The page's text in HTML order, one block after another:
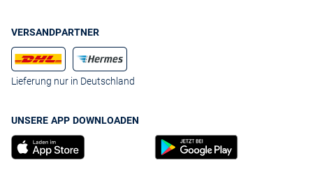
VERSANDPARTNER
Lieferung nur in Deutschland
UNSERE APP DOWNLOADEN